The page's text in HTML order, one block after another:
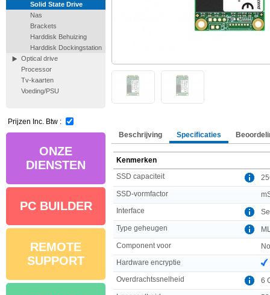
Solid State Drive
Nas
Brackets
Harddisk Behuizing
Harddisk Dockingstation
Optical drive
Processor
Tv-kaarten
Voeding/PSU
Prijzen Inc. Btw :
ONZE
DIENSTEN
PC BUILDER
REMOTE
SUPPORT
Beschrijving Specificaties
Kenmerken
SSD capaciteit
SSD-vormfactor
Interface
Type geheugen
Component voor
Hardware encryptie
Overdrachtssnelheid
6